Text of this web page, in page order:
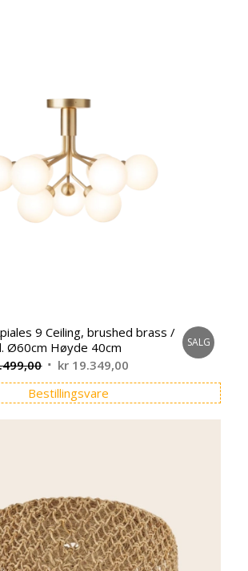
9 Ceiling, brushed brass /
Ø60cm Høyde 40cm
Opprinnelig
pris
var:
kr 21.499,00.
kr 19.349,00
pris
er:
kr 19.349,00.
SALG
Bestillingsvare